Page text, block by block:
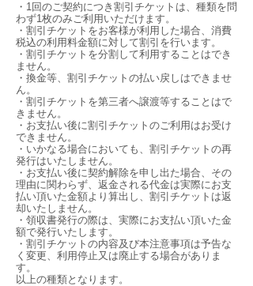
・1回のご契約につき割引チケットは、種類を問
わず1枚のみご利用いただけます。
・割引チケットをお客様が利用した場合、消費
税込の利用料金額に対して割引を行います。
・割引チケットを分割して利用することはでき
ません。
・換金等、割引チケットの払い戻しはできませ
ん。
・割引チケットを第三者へ譲渡等することはで
きません。
・お支払い後に割引チケットのご利用はお受け
できません。
・いかなる場合においても、割引チケットの再
発行はいたしません。
・お支払い後に契約解除を申し出た場合、その
理由に関わらず、返金される代金は実際にお支
払い頂いた金額より算出し、割引チケットは返
却いたしません。
・領収書発行の際は、実際にお支払い頂いた金
額で発行いたします。
・割引チケットの内容及び本注意事項は予告な
く変更、利用停止又は廃止する場合がありま
す。
以上の種類となります。